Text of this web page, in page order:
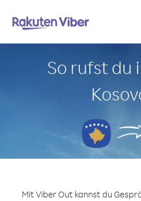
So rufst du
Mit Viber Out kannst du